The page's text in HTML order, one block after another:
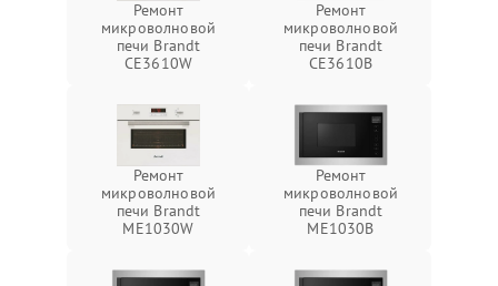
Ремонт
микроволновой
печи Brandt
CE3610W
Ремонт
микроволновой
печи Brandt
CE3610B
Ремонт
микроволновой
печи Brandt
ME1030W
Ремонт
микроволновой
печи Brandt
ME1030B